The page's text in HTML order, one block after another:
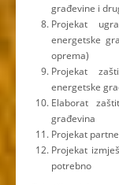
građevine i
Projekat
energetske
oprema)
Projekat
energetske
Elaborat
građevina
Projekat
Projekat
potrebno